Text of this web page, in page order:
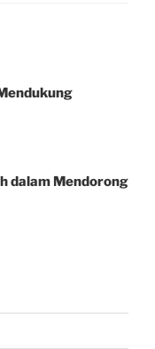
dalam Mendorong